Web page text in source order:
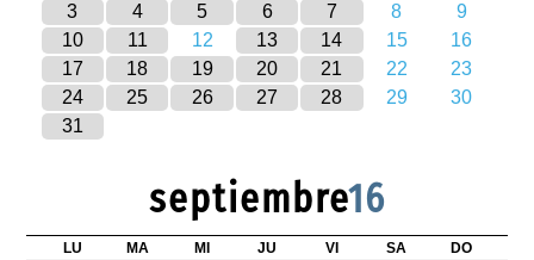
3
4 5 6 7 8
9
10
11 12 13 14 15
16
17
18 19 20 21 22
23
24
25 26 27 28 29
30
31
septiembre16
LU MA MI JU VI SA DO